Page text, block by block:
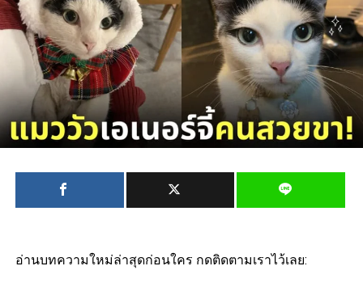
อ่านบทความใหม่ล่าสุดก่อนใคร กดติดตามเราไว้เลย: